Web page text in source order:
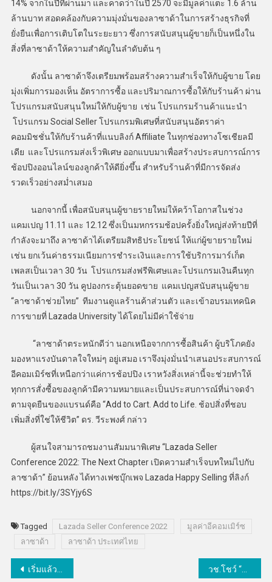
14% จากในปีที่ผ่านมา และคาดว่าในปี 2570 จะมีมูลค่าแตะ 1.6 ล้าน
ล้านบาท สอดคล้องกับความมุ่งมั่นของลาซาด้าในการสร้างธุรกิจที่
ยั่งยืนเพื่อการเติบโตในระยะยาว ซึ่งการสนับสนุนผู้ขายก็เป็นหนึ่งใน
สิ่งที่ลาซาด้าให้ความสำคัญในลำดับต้น ๆ
ดังนั้น ลาซาด้าจึงเตรียมพร้อมสร้างความสำเร็จให้กับผู้ขาย โดย
มุ่งเพิ่มการมองเห็น อัตราการซื้อ และปริมาณการซื้อให้กับร้านค้า ผ่าน
โปรแกรมสนับสนุนใหม่ให้กับผู้ขาย เช่น โปรแกรมร้านค้าแนะนำ
โปรแกรม Social Seller โปรแกรมพิเศษที่สนับสนุนอัตราค่า
คอมมิชชั่นให้กับร้านค้าที่แนบลิงก์ Affiliate ในทุกช่องทางโซเชียลมี
เดีย และโปรแกรมส่งเร็วพิเศษ ออกแบบมาเพื่อสร้างประสบการณ์การ
ช้อปปิงออนไลน์ของลูกค้าให้ดียิ่งขึ้น สำหรับร้านค้าที่มีการจัดส่ง
รวดเร็วอย่างสม่ำเสมอ
นอกจากนี้ เพื่อสนับสนุนผู้ขายรายใหม่ให้คว้าโอกาสในช่วง
แคมเปญ 11.11 และ 12.12 ซึ่งเป็นมหกรรมช้อปครั้งยิ่งใหญ่ส่งท้ายปีที่
กำลังจะมาถึง ลาซาด้าได้เตรียมสิทธิประโยชน์ ให้แก่ผู้ขายรายใหม่
เช่น ยกเว้นค่าธรรมเนียมการชำระเงินและการใช้บริการมาร์เก็ต
เพลสเป็นเวลา 30 วัน โปรแกรมส่งฟรีพิเศษและโปรแกรมเงินคืนทุก
วันเป็นเวลา 30 วัน คูปองกระตุ้นยอดขาย แคมเปญสนับสนุนผู้ขาย
“ลาซาด้าช่วยไทย” ทีมงานดูแลร้านค้าส่วนตัว และเข้าอบรมเทคนิค
การขายที่ Lazada University ได้โดยไม่มีค่าใช้จ่าย
“ลาซาด้าตระหนักดีว่า นอกเหนือจากการซื้อสินค้า ผู้บริโภคยัง
มองหาแรงบันดาลใจใหม่ๆ อยู่เสมอ เราจึงมุ่งมั่นนำเสนอประสบการณ์
อีคอมเมิร์ซที่เหนือกว่าแค่การช้อปปิง เราหวังสิ่งเหล่านี้จะช่วยทำให้
ทุกการสั่งซื้อของลูกค้ามีความหมายและเป็นประสบการณ์ที่น่าจดจำ
ตามจุดยืนของแบรนด์คือ “Add to Cart. Add to Life. ช้อปสิ่งที่ชอบ
เพิ่มสิ่งที่ใช่ให้ชีวิต” ดร. วีระพงศ์ กล่าว
ผู้สนใจสามารถชมงานสัมมนาพิเศษ “Lazada Seller
Conference 2022: The Next Chapter เปิดความสำเร็จบทใหม่ไปกับ
ลาซาด้า” ย้อนหลัง ได้ทางเฟซบุ๊กเพจ Lazada Happy Selling ที่ลิงก์
https://bit.ly/3SYjy6S
Tagged Lazada Seller Conference 2022
มูลค่าอีคอมเมิร์ซ
ลาซาด้า
ลาซาด้า ประเทศไทย
แนะแนว
เริ่มแล้ว APEC BCG Economy Thailand 2022 โชว์นวัตกรรมพร้อมต่อยอดธุรกิจที่ยั่งยืน